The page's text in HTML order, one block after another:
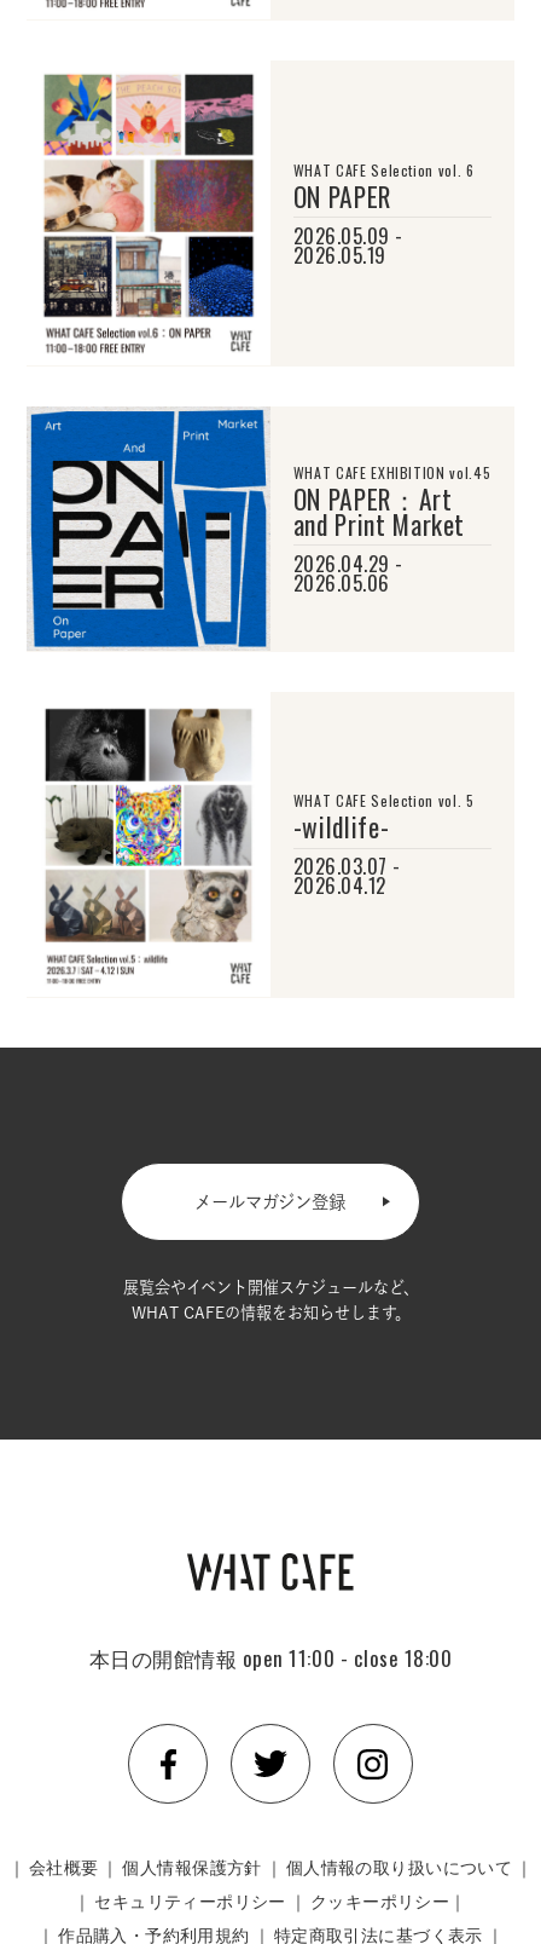
WHAT CAFE Selection vol. 6
ON PAPER
2026.05.09 -
2026.05.19
WHAT CAFE EXHIBITION vol.45
ON PAPER：Art
and Print Market
2026.04.29 -
2026.05.06
WHAT CAFE Selection vol. 5
-wildlife-
2026.03.07 -
2026.04.12
メールマガジン登録
展覧会やイベント開催スケジュールなど、
WHAT CAFEの情報をお知らせします。
本日の開館情報 open 11:00 - close 18:00
｜ 会社概要 ｜個人情報保護方針 ｜ 個人情報の取り扱いについて ｜
｜ セキュリティーポリシー ｜ クッキーポリシー｜
｜作品購入・予約利用規約 ｜ 特定商取引法に基づく表示 ｜